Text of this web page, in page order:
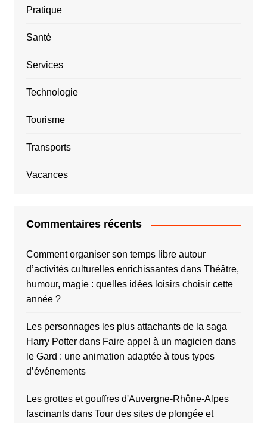
Pratique
Santé
Services
Technologie
Tourisme
Transports
Vacances
Commentaires récents
Comment organiser son temps libre autour
d’activités culturelles enrichissantesdans Théâtre,
humour, magie : quelles idées loisirs choisir cette
année ?
Les personnages les plus attachants de la saga
Harry Potterdans Faire appel à un magicien dans
le Gard : une animation adaptée à tous types
d’événements
Les grottes et gouffres d'Auvergne-Rhône-Alpes
fascinantsdans Tour des sites de plongée et